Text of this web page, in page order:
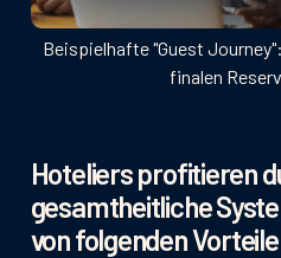
Beispielhafte "Guest
finalen
Hoteliers profitieren
gesamtheitliche
von folgenden